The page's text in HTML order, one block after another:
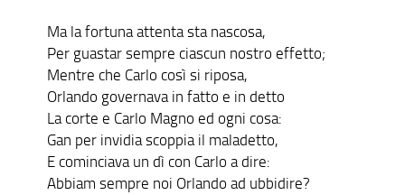
Ma la fortuna attenta sta nascosa,
Per guastar sempre ciascun nostro effetto;
Mentre che Carlo così si riposa,
Orlando governava in fatto e in detto
La corte e Carlo Magno ed ogni cosa:
Gan per invidia scoppia il maladetto,
E cominciava un dì con Carlo a dire:
Abbiam sempre noi Orlando ad ubbidire?